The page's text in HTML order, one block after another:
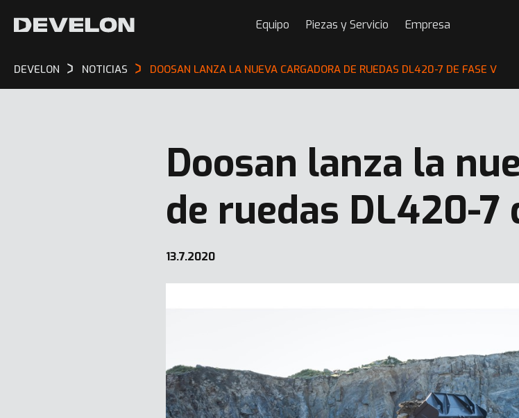
Equipo Piezas y Servicio Empresa
DEVELON NOTICIAS DOOSAN LANZA LA NUEVA CARGADORA DE RUEDAS DL420-7 DE FASE V
Doosan lanza la
de ruedas DL420-7
13.7.2020